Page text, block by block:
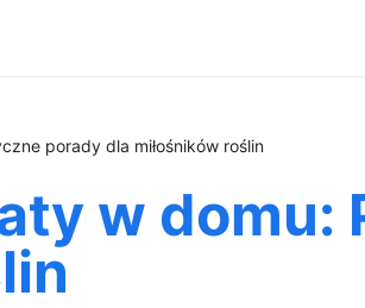
porady dla miłośników roślin
w domu: